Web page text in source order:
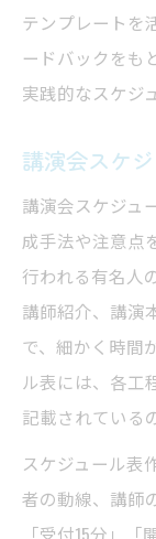
テンプレートを
ードバックをも
実践的なスケジ
講演会スケ
講演会スケジュ
成手法や注意点
行われる有名人
講師紹介、講演
で、細かく時間
ル表には、各工
記載されている
スケジュール表
者の動線、講師
「受付15分」